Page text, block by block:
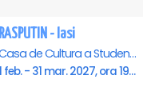
RASPUTIN - Iasi
Casa de Cultura a Studentilor , Iasi
1 feb. - 31 mar. 2027, ora 19:00